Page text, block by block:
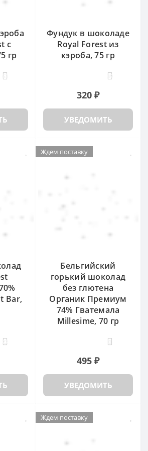
с
гр
63
Фундук в шоколаде
Royal Forest из
кэроба, 75 гр
39
320 ₽
УВЕДОМИТЬ
Bar,
22
Ждем поставку
Бельгийский
горький шоколад
без глютена
Органик Премиум
74% Гватемала
Millesime, 70 гр
495 ₽
УВЕДОМИТЬ
Ждем поставку